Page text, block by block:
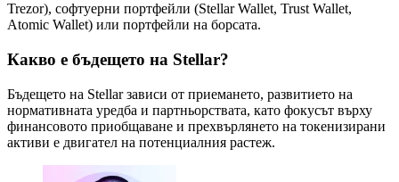
Trezor), софтуерни портфейли (Stellar Wallet, Trust Wallet,
Atomic Wallet) или портфейли на борсата.
Какво е бъдещето на Stellar?
Бъдещето на Stellar зависи от приемането, развитието на
нормативната уредба и партньорствата, като фокусът върху
финансовото приобщаване и прехвърлянето на токенизирани
активи е двигател на потенциалния растеж.